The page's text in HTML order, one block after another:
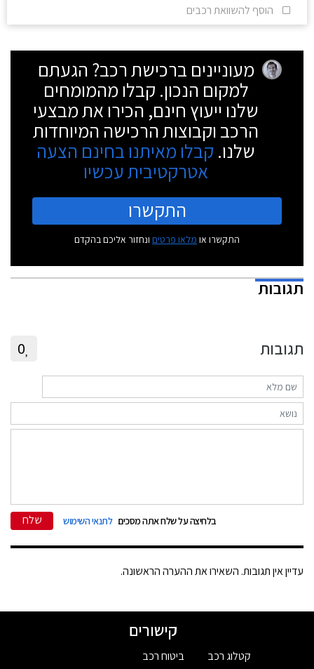
הוסף להשוואת רכבים
מעוניינים ברכישת רכב? הגעתם
למקום הנכון. קבלו מהמומחים
שלנו ייעוץ חינם, הכירו את מבצעי
הרכב וקבוצות הרכישה המיוחדות
שלנו. קבלו מאיתנו בחינם הצעה
אטרקטיבית עכשיו
התקשרו
התקשרו או מלאו פרטים ונחזור אליכם בהקדם
תגובות
תגובות 0
בלחיצה על שלח אתה מסכים לתנאי השימוש שלח
עדיין אין תגובות. השאירו את ההערה הראשונה.
קישורים
קטלוג רכב
ביטוח רכב